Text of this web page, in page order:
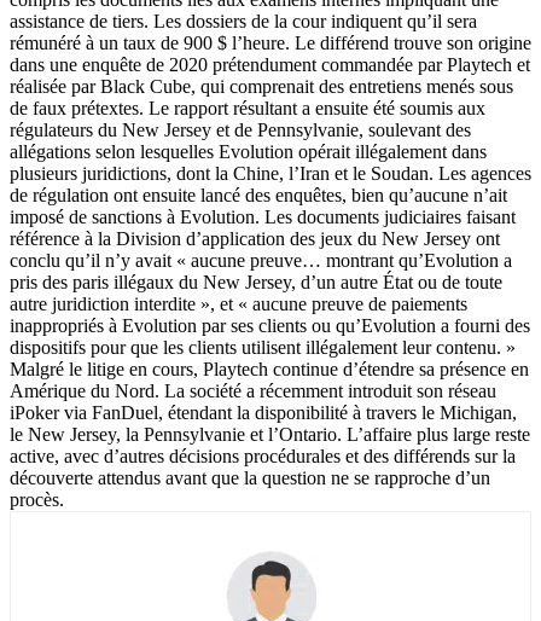
assistance de tiers. Les dossiers de la cour indiquent qu’il sera
rémunéré à un taux de 900 $ l’heure. Le différend trouve son origine
dans une enquête de 2020 prétendument commandée par Playtech et
réalisée par Black Cube, qui comprenait des entretiens menés sous
de faux prétextes. Le rapport résultant a ensuite été soumis aux
régulateurs du New Jersey et de Pennsylvanie, soulevant des
allégations selon lesquelles Evolution opérait illégalement dans
plusieurs juridictions, dont la Chine, l’Iran et le Soudan. Les agences
de régulation ont ensuite lancé des enquêtes, bien qu’aucune n’ait
imposé de sanctions à Evolution. Les documents judiciaires faisant
référence à la Division d’application des jeux du New Jersey ont
conclu qu’il n’y avait « aucune preuve… montrant qu’Evolution a
pris des paris illégaux du New Jersey, d’un autre État ou de toute
autre juridiction interdite », et « aucune preuve de paiements
inappropriés à Evolution par ses clients ou qu’Evolution a fourni des
dispositifs pour que les clients utilisent illégalement leur contenu. »
Malgré le litige en cours, Playtech continue d’étendre sa présence en
Amérique du Nord. La société a récemment introduit son réseau
iPoker via FanDuel, étendant la disponibilité à travers le Michigan,
le New Jersey, la Pennsylvanie et l’Ontario. L’affaire plus large reste
active, avec d’autres décisions procédurales et des différends sur la
découverte attendus avant que la question ne se rapproche d’un
procès.